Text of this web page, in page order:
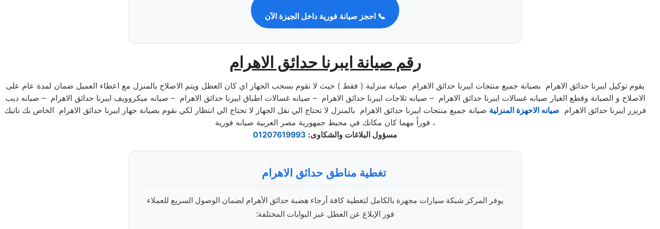
📞 احجز صيانة فورية داخل الجيزة الآن
رقم صيانة ايبرنا حدائق الاهرام
يقوم توكيل ايبرنا حدائق الاهرام بصيانة جميع منتجات ايبرنا حدائق الاهرام صيانة منزلية ( فقط ) حيث لا نقوم بسحب الجهاز اي كان العطل ويتم الاصلاح بالمنزل مع اعطاء العميل ضمان لمدة عام على
الاصلاح و الصيانة وقطع الغيار صيانه غسالات ايبرنا حدائق الاهرام – صيانه ثلاجات ايبرنا حدائق الاهرام – صيانه غسالات اطباق ايبرنا حدائق الاهرام – صيانه ميكروويف ايبرنا حدائق الاهرام – صيانه ديب
فريزر ايبرنا حدائق الاهرام صيانه الاحهزة المنزلية صيانة جميع منتجات ايبرنا حدائق الاهرام بالمنزل لا تحتاج الي نقل الجهاز لا تحتاج الي انتظار لكي نقوم بصيانة جهاز ايبرنا حدائق الاهرام الخاص بك ناتيك
فوراً مهما كان مكانك في محيط جمهورية مصر العربية صيانه فورية ،
مسؤول البلاغات والشكاوى:
01207619993
تغطية مناطق حدائق الاهرام
يوفر المركز شبكة سيارات مجهزة بالكامل لتغطية كافة أرجاء هضبة حدائق الأهرام لضمان الوصول السريع للعملاء
فور الإبلاغ عن العطل عبر البوابات المختلفة: